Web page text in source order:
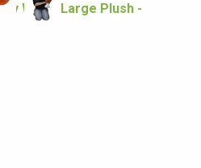
World Large Plush -